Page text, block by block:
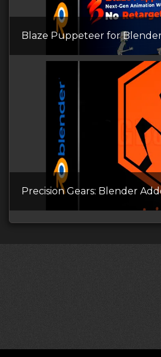
Blaze Puppeteer for
Precision Gears: Blender